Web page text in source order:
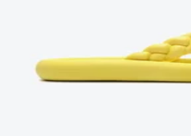
Cor: Amarelo